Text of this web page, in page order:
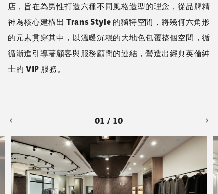
店，旨在為男性打造六種不同風格造型的理念，從品牌精
神為核心建構出 Trans Style 的獨特空間，將幾何六角形
的元素貫穿其中，以溫暖沉穩的大地色包覆整個空間，循
循漸進引導著顧客與服務顧問的連結，營造出經典英倫紳
士的 VIP 服務。
01 / 10